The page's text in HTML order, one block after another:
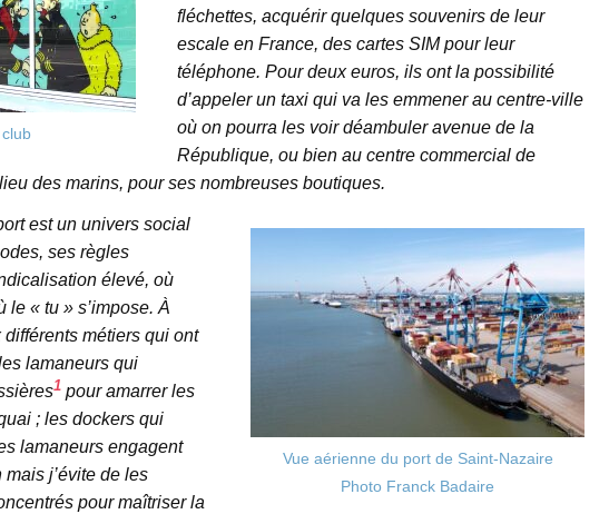
club
fléchettes, acquérir quelques souvenirs de leur
escale en France, des cartes SIM pour leur
téléphone. Pour deux euros, ils ont la possibilité
d’appeler un taxi qui va les emmener au centre-ville
où on pourra les voir déambuler avenue de la
République, ou bien au centre commercial de
des marins, pour ses nombreuses boutiques.
Vue aérienne du port de Saint-Nazaire
Photo Franck Badaire
est un univers social
ses règles
élevé, où
le « tu » s’impose. À
métiers qui ont
lamaneurs qui
1pour amarrer les
; les dockers qui
lamaneurs engagent
j’évite de les
pour maîtriser la